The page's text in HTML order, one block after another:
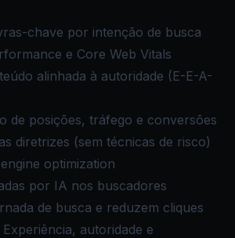
chave por intenção de busca
e Core Web Vitals
alinhada à autoridade (E-E-A-
de posições, tráfego e conversões
diretrizes (sem técnicas de risco)
optimization
por IA nos buscadores
de busca e reduzem cliques
autoridade e